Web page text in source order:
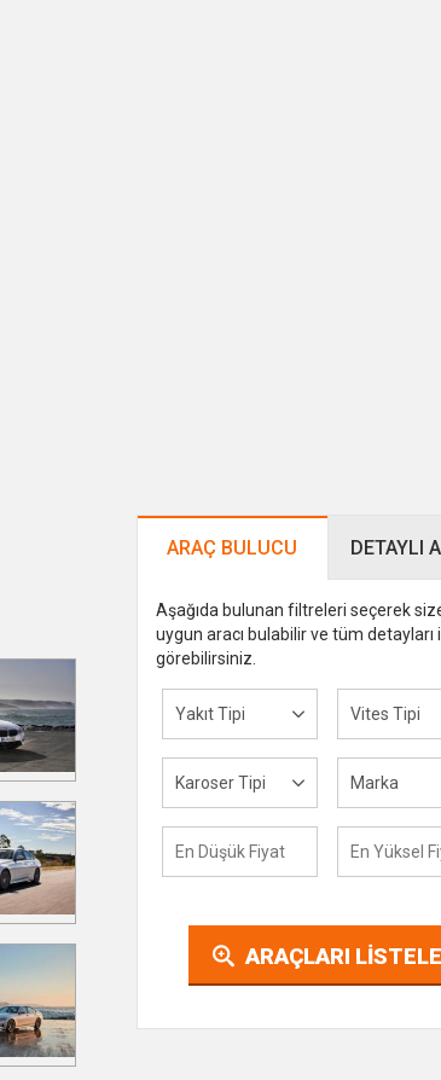
ARAÇ BULUCU DETAYLI
Aşağıda bulunan filtreleri seçerek
uygun aracı bulabilir ve tüm detayları
görebilirsiniz.
Yakıt Tipi Vites Tipi
Karoser Tipi Marka
ARAÇLARI LİSTELE